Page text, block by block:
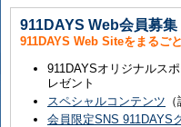
911DAYS Web会員募集
911DAYS Web Siteをまるご
911DAYSオリジナルス
レゼント
スペシャルコンテンツ
会員限定SNS 911DAYS